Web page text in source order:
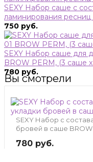
SEXY Набор саше с
ламинирования
750 руб.
SEXY Набор саше для
BROW PERM, (3 саше
780 руб.
Вы смотрели
SEXY Набор с
бровей в саше BROW
780 руб.